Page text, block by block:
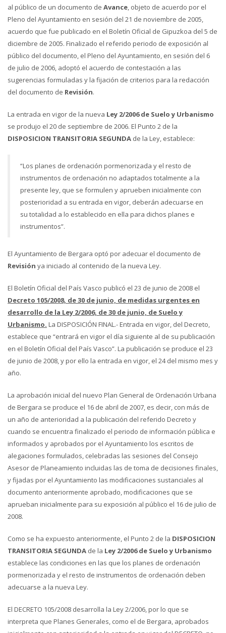
al público de un documento de Avance, objeto de acuerdo por el
Pleno del Ayuntamiento en sesión del 21 de noviembre de 2005,
acuerdo que fue publicado en el Boletín Oficial de Gipuzkoa del 5 de
diciembre de 2005. Finalizado el referido periodo de exposición al
público del documento, el Pleno del Ayuntamiento, en sesión del 6
de julio de 2006, adoptó el acuerdo de contestación a las
sugerencias formuladas y la fijación de criterios para la redacción
del documento de Revisión.
La entrada en vigor de la nueva Ley 2/2006 de Suelo y Urbanismo
se produjo el 20 de septiembre de 2006. El Punto 2 de la
DISPOSICION TRANSITORIA SEGUNDA de la Ley, establece:
“Los planes de ordenación pormenorizada y el resto de
instrumentos de ordenación no adaptados totalmente a la
presente ley, que se formulen y aprueben inicialmente con
posterioridad a su entrada en vigor, deberán adecuarse en
su totalidad a lo establecido en ella para dichos planes e
instrumentos”.
El Ayuntamiento de Bergara optó por adecuar el documento de
Revisión ya iniciado al contenido de la nueva Ley.
El Boletín Oficial del País Vasco publicó el 23 de junio de 2008 el
Decreto 105/2008, de 30 de junio, de medidas urgentes en
desarrollo de la Ley 2/2006, de 30 de junio, de Suelo y
Urbanismo. La DISPOSICIÓN FINAL.- Entrada en vigor, del Decreto,
establece que “entrará en vigor el día siguiente al de su publicación
en el Boletín Oficial del País Vasco”. La publicación se produce el 23
de junio de 2008, y por ello la entrada en vigor, el 24 del mismo mes y
año.
La aprobación inicial del nuevo Plan General de Ordenación Urbana
de Bergara se produce el 16 de abril de 2007, es decir, con más de
un año de anterioridad a la publicación del referido Decreto y
cuando se encuentra finalizado el periodo de información pública e
informados y aprobados por el Ayuntamiento los escritos de
alegaciones formulados, celebradas las sesiones del Consejo
Asesor de Planeamiento incluidas las de toma de decisiones finales,
y fijadas por el Ayuntamiento las modificaciones sustanciales al
documento anteriormente aprobado, modificaciones que se
aprueban inicialmente para su exposición al público el 16 de julio de
2008.
Como se ha expuesto anteriormente, el Punto 2 de la DISPOSICION
TRANSITORIA SEGUNDA de la Ley 2/2006 de Suelo y Urbanismo
establece las condiciones en las que los planes de ordenación
pormenorizada y el resto de instrumentos de ordenación deben
adecuarse a la nueva Ley.
El DECRETO 105/2008 desarrolla la Ley 2/2006, por lo que se
interpreta que Planes Generales, como el de Bergara, aprobados